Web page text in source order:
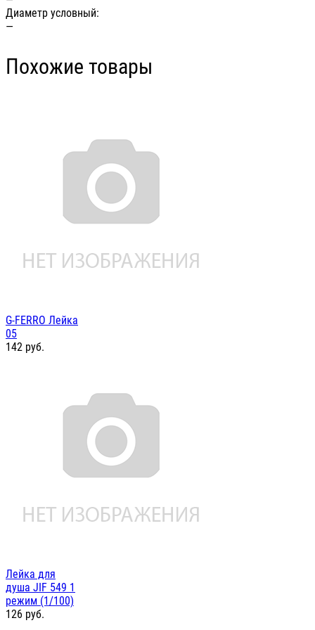
Диаметр условный:
—
Похожие товары
G-FERRO Лейка
05
142 руб.
Лейка для
душа JIF 549 1
режим (1/100)
126 руб.